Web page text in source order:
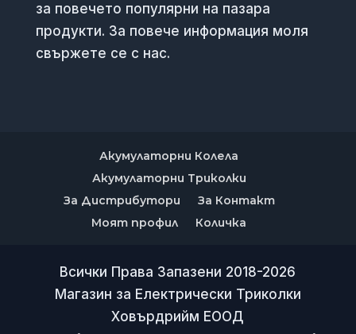
за повечето популярни на пазара
продукти. За повече информация моля
свържете се с нас.
Акумулаторни Колела
Акумулаторни Триколки
За Дистрибутори
За Контакт
Моят профил
Количка
Всички Права Запазени 2018-2026
Магазин за Електрически Триколки
Ховърдрийм ЕООД